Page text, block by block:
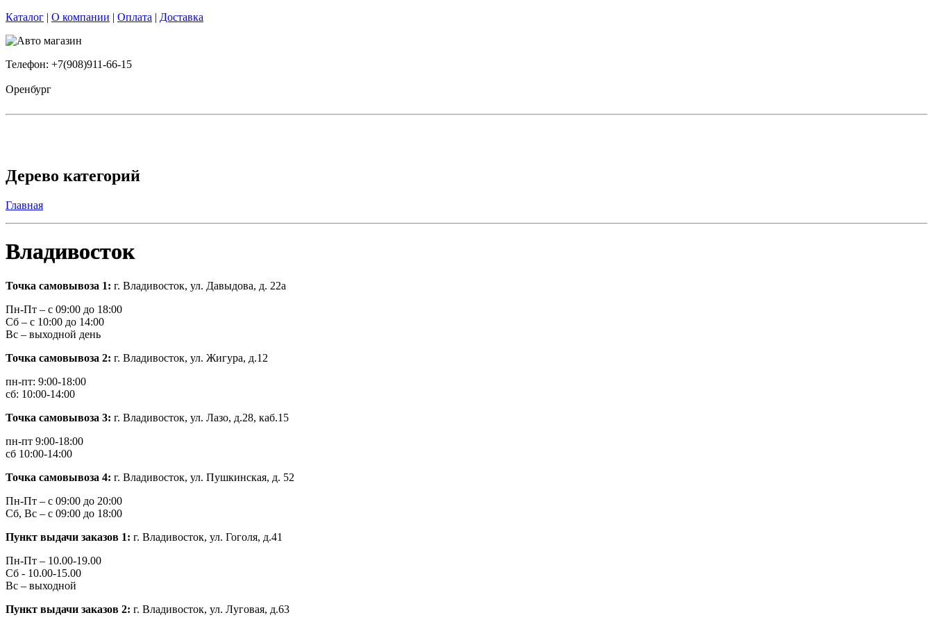
Каталог | О компании | Оплата | Доставка
Телефон: +7(908)911-66-15
Оренбург
Дерево категорий
Главная
Владивосток
Точка самовывоза 1: г. Владивосток, ул. Давыдова, д. 22а
Пн-Пт – с 09:00 до 18:00
Сб – с 10:00 до 14:00
Вс – выходной день
Точка самовывоза 2: г. Владивосток, ул. Жигура, д.12
пн-пт: 9:00-18:00
сб: 10:00-14:00
Точка самовывоза 3: г. Владивосток, ул. Лазо, д.28, каб.15
пн-пт 9:00-18:00
сб 10:00-14:00
Точка самовывоза 4: г. Владивосток, ул. Пушкинская, д. 52
Пн-Пт – с 09:00 до 20:00
Сб, Вс – с 09:00 до 18:00
Пункт выдачи заказов 1: г. Владивосток, ул. Гоголя, д.41
Пн-Пт – 10.00-19.00
Сб - 10.00-15.00
Вс – выходной
Пункт выдачи заказов 2: г. Владивосток, ул. Луговая, д.63